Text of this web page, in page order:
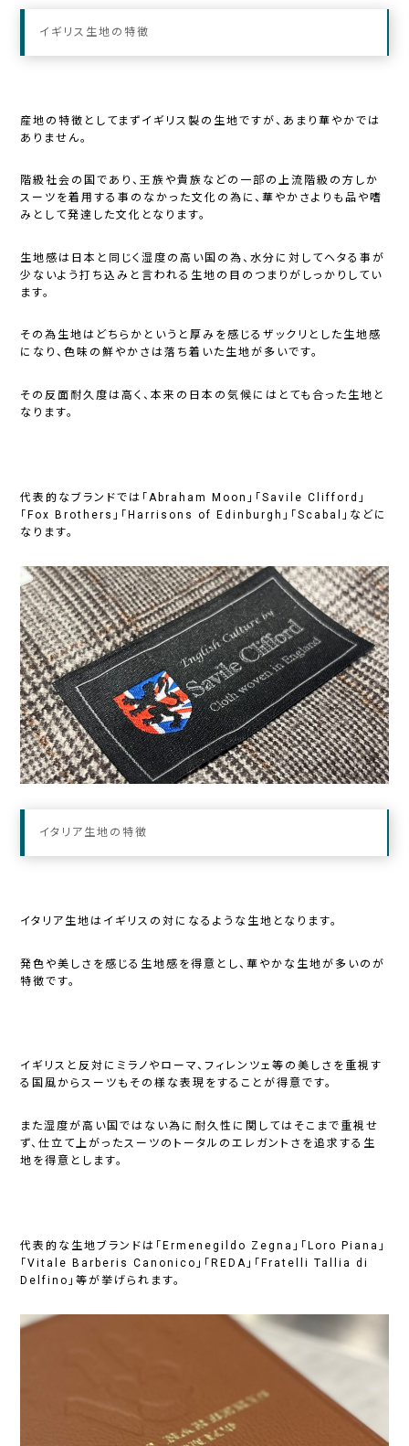
イギリス生地の特徴
産地の特徴としてまずイギリス製の生地ですが、あまり華やかでは
ありません。
階級社会の国であり、王族や貴族などの一部の上流階級の方しか
スーツを着用する事のなかった文化の為に、華やかさよりも品や嗜
みとして発達した文化となります。
生地感は日本と同じく湿度の高い国の為、水分に対してヘタる事が
少ないよう打ち込みと言われる生地の目のつまりがしっかりしてい
ます。
その為生地はどちらかというと厚みを感じるザックリとした生地感
になり、色味の鮮やかさは落ち着いた生地が多いです。
その反面耐久度は高く、本来の日本の気候にはとても合った生地と
なります。
代表的なブランドでは「Abraham Moon」「Savile Clifford」
「Fox Brothers」「Harrisons of Edinburgh」「Scabal」などに
なります。
イタリア生地の特徴
イタリア生地はイギリスの対になるような生地となります。
発色や美しさを感じる生地感を得意とし、華やかな生地が多いのが
特徴です。
イギリスと反対にミラノやローマ、フィレンツェ等の美しさを重視す
る国風からスーツもその様な表現をすることが得意です。
また湿度が高い国ではない為に耐久性に関してはそこまで重視せ
ず、仕立て上がったスーツのトータルのエレガントさを追求する生
地を得意とします。
代表的な生地ブランドは「Ermenegildo Zegna」「Loro Piana」
「Vitale Barberis Canonico」「REDA」「Fratelli Tallia di
Delfino」等が挙げられます。